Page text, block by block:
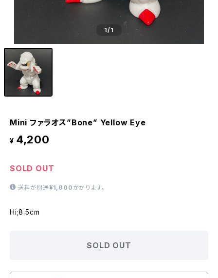
1/1
Mini ファラオス”Bone” Yellow Eye
¥ 4,200
SOLD OUT
送料が別途 ¥1,000 かかります。
Hi;8.5cm
SOLD OUT